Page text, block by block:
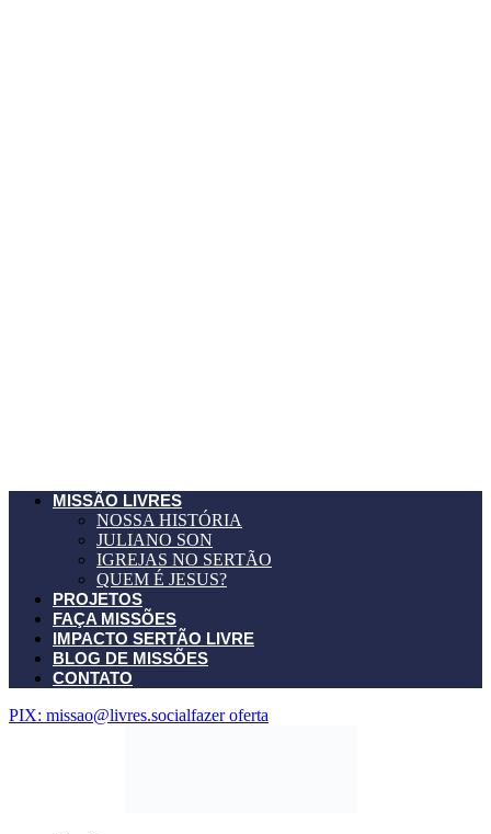
MISSÃO LIVRES
NOSSA HISTÓRIA
JULIANO SON
IGREJAS NO SERTÃO
QUEM É JESUS?
PROJETOS
FAÇA MISSÕES
IMPACTO SERTÃO LIVRE
BLOG DE MISSÕES
CONTATO
PIX: missao@livres.socialfazer oferta